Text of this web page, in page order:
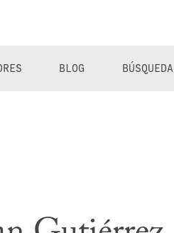
BLOG BÚSQUEDA